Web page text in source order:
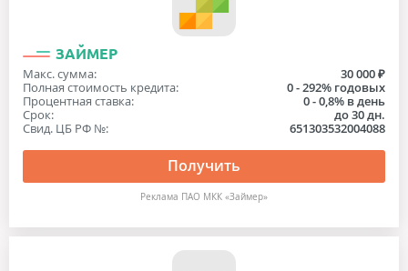
ЗАЙМЕР
Макс. сумма:
30 000 ₽
Полная стоимость кредита:
0 - 292% годовых
Процентная ставка:
0 - 0,8% в день
Срок:
до 30 дн.
Свид. ЦБ РФ №:
651303532004088
Получить
Реклама ПАО МКК «Займер»